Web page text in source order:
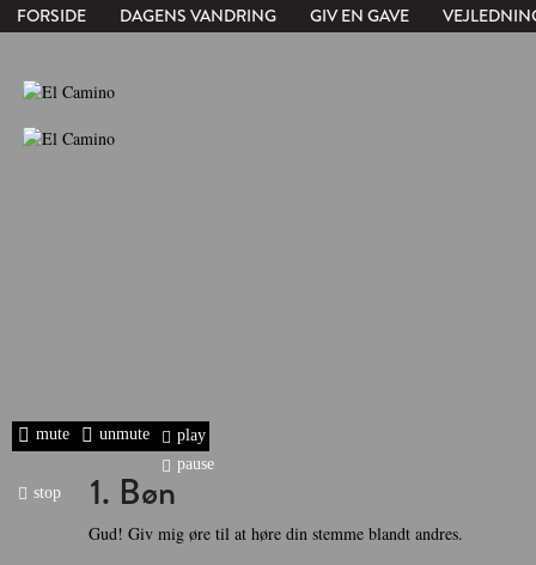
FORSIDE DAGENS VANDRING GIV EN GAVE
mute unmute
play
pause
stop
1. Bøn
Gud! Giv mig øre til at høre din stemme blandt andres.